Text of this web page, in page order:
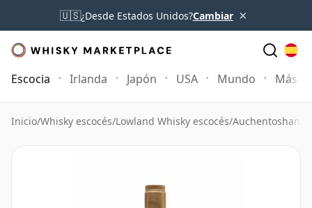
🇺🇸¿Desde Estados Unidos?Cambiar ×
Escocia Irlanda Japón USA Mundo Más
Inicio/Whisky escocés/Lowland Whisky escocés/Auchentoshan